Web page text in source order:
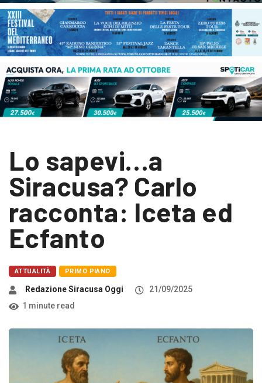
Lo sapevi…a
Siracusa? Carlo
racconta: Iceta ed
Ecfanto
ATTUALITÀ PRIMO PIANO
Redazione Siracusa Oggi
21/09/2025
1 minute read